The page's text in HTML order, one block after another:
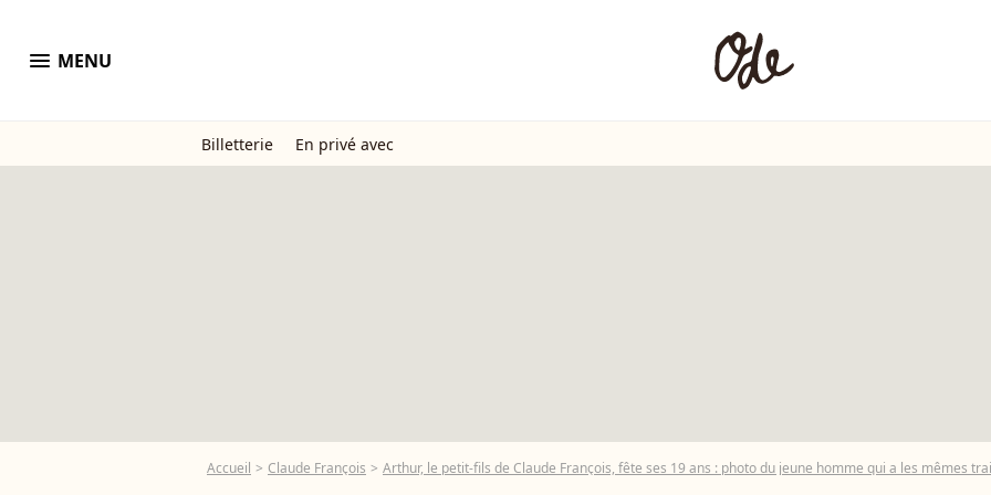
menu MENU
Billetterie En privé avec
Accueil Claude François Arthur, le petit-fils de Claude François, fête ses 19 ans : photo du jeune homme qui a les mêmes